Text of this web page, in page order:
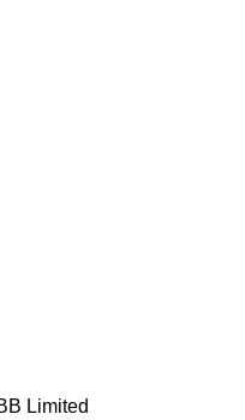
Limited